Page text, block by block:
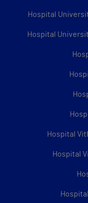
Hospital
Hospital
Hospital
Hospital